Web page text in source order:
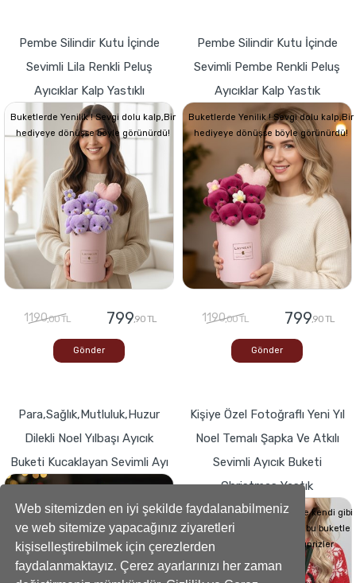
Web sitemizden en iyi şekilde faydalanabilmeniz
ve web sitemize yapacağınız ziyaretleri
kişiselleştirebilmek için çerezlerden
faydalanmaktayız. Çerez ayarlarınızı her zaman
Pembe Silindir Kutu İçinde
Sevimli Lila Renkli Peluş
Ayıcıklar Kalp Yastıklı
Buketlerde Yenilik ! Sevgi dolu kalp,Bir
hediyeye dönüşse böyle görünürdü!
1190,00 TL 799,90 TL
Gönder
Pembe Silindir Kutu İçinde
Sevimli Pembe Renkli Peluş
Ayıcıklar Kalp Yastık
Buketlerde Yenilik ! Sevgi dolu kalp,Bir
hediyeye dönüşse böyle görünürdü!
1190,00 TL 799,90 TL
Gönder
Para,Sağlık,Mutluluk,Huzur
Dilekli Noel Yılbaşı Ayıcık
Buketi Kucaklayan Sevimli Ayı
hediyeye dönüşse böyle görünürdü!
Kişiye Özel Fotoğraflı Yeni Yıl
Noel Temalı Şapka Ve Atkılı
Sevimli Ayıcık Buketi
Christmas Yastık
Sevdiklerinizin Kalplerini de kendi gibi
yumuşacık hale getirecek bu buketle
sevdiklerinize küçük süprizler